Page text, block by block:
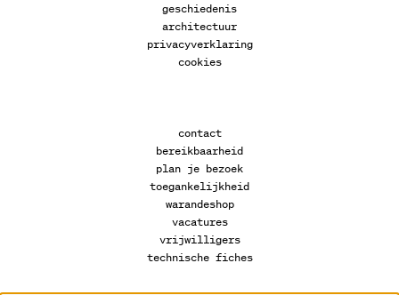
geschiedenis
architectuur
privacyverklaring
cookies
contact
bereikbaarheid
plan je bezoek
toegankelijkheid
warandeshop
vacatures
vrijwilligers
technische fiches